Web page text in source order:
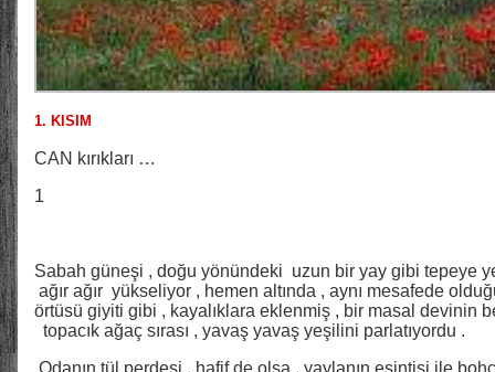
1. KISIM
CAN kırıkları …
1
Sabah güneşi , doğu yönündeki uzun bir yay gibi tepeye
ağır ağır yükseliyor , hemen altında , aynı mesafede
örtüsü giyiti gibi , kayalıklara eklenmiş , bir masal devinin
topacık ağaç sırası , yavaş yavaş yeşilini parlatıyordu .
Odanın tül perdesi , hafif de olsa , yaylanın esintisi ile